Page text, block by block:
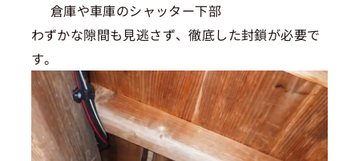
倉庫や車庫のシャッター下部
わずかな隙間も見逃さず、徹底した封鎖が必要で
す。